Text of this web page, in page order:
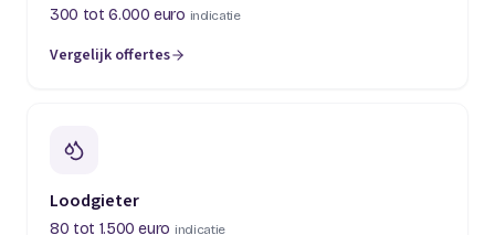
300 tot 6.000 euro indicatie
Vergelijk offertes
(opent in een nieuw tabblad)
Loodgieter
80 tot 1.500 euro indicatie